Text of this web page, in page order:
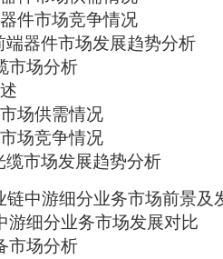
件市场竞争情况
器件市场发展趋势分析
市场分析
场供需情况
场竞争情况
市场发展趋势分析
中游细分业务市场前景及
游细分业务市场发展对比
市场分析